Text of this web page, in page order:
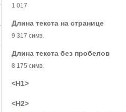
1 017
Длина текста на странице
9 317 симв.
Длина текста без пробелов
8 175 симв.
<H1>
<H2>